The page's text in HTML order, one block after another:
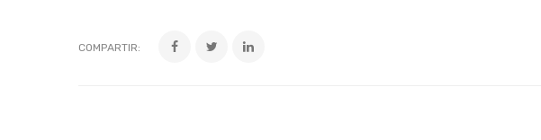
COMPARTIR: